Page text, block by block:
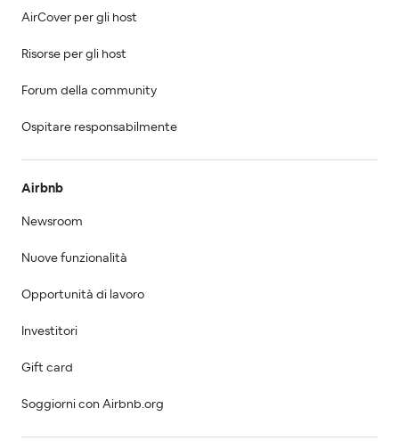
AirCover per gli host
Risorse per gli host
Forum della community
Ospitare responsabilmente
Airbnb
Newsroom
Nuove funzionalità
Opportunità di lavoro
Investitori
Gift card
Soggiorni con Airbnb.org